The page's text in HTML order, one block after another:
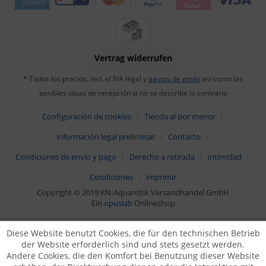
Vertrag widerrufen
* Todos los precios, incl. el IVA legal y gastos de envío así como las
posibles tasas de recepción si no se describe lo contrario
Configuración de cookies
Tienda al por menor
información legal preliminar
Contacto
Condiciones de envío y pago
Derecho a retirada
intimidad
Condiciones
imprimir
Copyright © 2019 KN-Aquaristik Versandhandel GmbH
Ein opuslab Onlineshop
Diese Website benutzt Cookies, die für den technischen Betrieb
der Website erforderlich sind und stets gesetzt werden.
Andere Cookies, die den Komfort bei Benutzung dieser Website